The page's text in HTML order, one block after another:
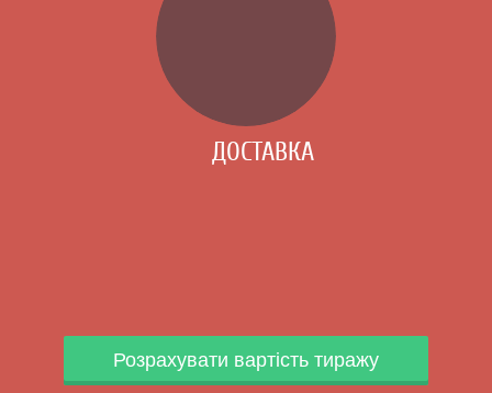
ДОСТАВКА
Розрахувати вартість тиражу